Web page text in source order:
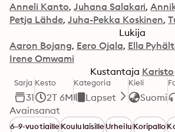
Anneli Kanto Juhana Salakari
Petja Lähde Juha-Pekka Koskinen
Lukija
Aaron Bojang Eero Ojala Ella
Irene Omwami
Kustantaja Karisto
Sarja
31
Kesto
2T 6M
Kategoria
Lapset
Kieli
Suomi
Avainsanat
6–9-vuotiailleKoululaisilleUrheiluKoripallo